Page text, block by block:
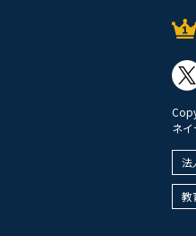
ネ
法
教